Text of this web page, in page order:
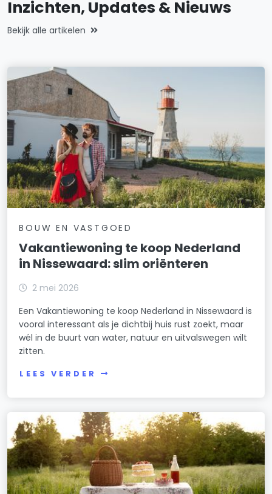
Inzichten, Updates & Nieuws
Bekijk alle artikelen
BOUW EN VASTGOED
Vakantiewoning te koop Nederland
in Nissewaard: slim oriënteren
2 mei 2026
Een Vakantiewoning te koop Nederland in Nissewaard is
vooral interessant als je dichtbij huis rust zoekt, maar
wél in de buurt van water, natuur en uitvalswegen wilt
zitten.
LEES VERDER